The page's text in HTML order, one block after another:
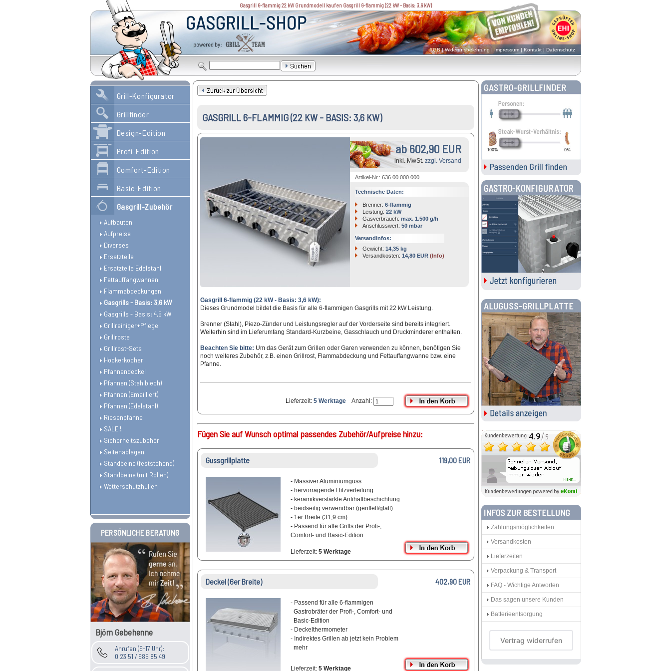
Gasgrill 6-flammig 22 kW Grundmodell kaufen Gasgrill 6-flammig (22 kW - Basis: 3,6 kW)
AGB|Widerrufsbelehrung | Impressum| Kontakt| Datenschutz
Grill-Konfigurator
Grillfinder
Design-Edition
Profi-Edition
Comfort-Edition
Basic-Edition
Gasgrill-Zubehör
Aufbauten
Aufpreise
Diverses
Ersatzteile
Ersatzteile Edelstahl
Fettauffangwannen
Flammabdeckungen
Gasgrills - Basis: 3,6 kW
Gasgrills - Basis: 4,5 kW
Grillreiniger+Pflege
Grillroste
Grillrost-Sets
Hockerkocher
Pfannendeckel
Pfannen (Stahlblech)
Pfannen (Emailliert)
Pfannen (Edelstahl)
Riesenpfanne
SALE !
Sicherheitszubehör
Seitenablagen
Standbeine (feststehend)
Standbeine (mit Rollen)
Wetterschutzhüllen
PERSÖNLICHE BERATUNG
Björn Gebehenne
Anrufen (9-17 Uhr):
0 23 51 / 985 85 49
GASGRILL 6-FLAMMIG (22 KW - BASIS: 3,6 KW)
ab 602,90 EUR
inkl. MwSt. zzgl. Versand
Artikel-Nr.: 636.00.000.000
Technische Daten:
Brenner: 6-flammig
Leistung: 22 kW
Gasverbrauch: max. 1.500 g/h
Anschlusswert: 50 mbar
Versandinfos:
Gewicht: 14,35 kg
Versandkosten: 14,80 EUR (Info)
Gasgrill 6-flammig (22 kW - Basis: 3,6 kW):
Dieses Grundmodel bildet die Basis für alle 6-flammigen Gasgrills mit 22 kW Leistung.
Brenner (Stahl), Piezo-Zünder und Leistungsregler auf der Vorderseite sind bereits integriert.
Weiterhin sind im Lieferumfang Standard-Kurzbeine, Gasschlauch und Druckminderer enthalten.
Beachten Sie bitte: Um das Gerät zum Grillen oder Garen verwenden zu können, benötigen Sie
noch weiteres Zubehör, z.B. einen Grillrost, Flammabdeckung und Fettauffangwanne bzw. eine
Pfanne.
Lieferzeit: 5 WerktageAnzahl:
Fügen Sie auf Wunsch optimal passendes Zubehör/Aufpreise hinzu:
Gussgrillplatte 119,00 EUR
- Massiver Aluminiumguss
- hervorragende Hitzverteilung
- keramikverstärkte Antihaftbeschichtung
- beidseitig verwendbar (geriffelt/glatt)
- 1er Breite (31,9 cm)
- Passend für alle Grills der Profi-,
Comfort- und Basic-Edition
Lieferzeit: 5 Werktage
Deckel (6er Breite) 402,90 EUR
- Passend für alle 6-flammigen
Gastrobräter der Profi-, Comfort- und
Basic-Edition
- Deckelthermometer
- Indirektes Grillen ab jetzt kein Problem
mehr
Lieferzeit: 5 Werktage
Zahlungsmöglichkeiten
Versandkosten
Lieferzeiten
Verpackung & Transport
FAQ - Wichtige Antworten
Das sagen unsere Kunden
Batterieentsorgung
Vertrag widerrufen